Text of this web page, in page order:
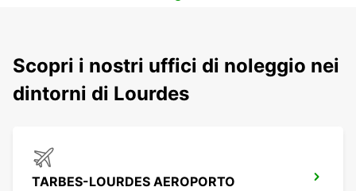
Scopri i nostri uffici di noleggio nei
dintorni di Lourdes
TARBES-LOURDES AEROPORTO